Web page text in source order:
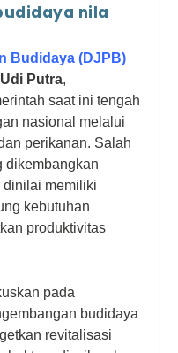
nila
Budidaya (DJPB)
Putra,
saat ini tengah
nasional melalui
perikanan. Salah
dikembangkan
memiliki
kebutuhan
produktivitas
pada
budidaya
revitalisasi